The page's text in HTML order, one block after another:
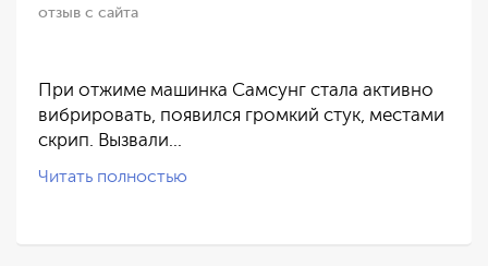
отзыв с сайта
При отжиме машинка Самсунг стала активно
вибрировать, появился громкий стук, местами
скрип. Вызвали…
Читать полностью